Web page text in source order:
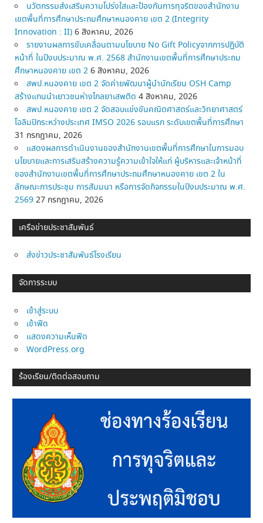
นวัตกรรมส่งเสริมความโปร่งใสและป้องกันการทุจริตของสำนักงาน
เขตพื้นที่การศึกษาประถมศึกษาหนองคาย เขต 2 (Integrity
Innovation : II) 6 สิงหาคม, 2026
รายงานผลการขับเคลื่อนตามนโยบาย No Gift Policyจากการปฏิบัติ
หน้าที่ ในปีงบประมาณ พ.ศ. 2568 สำนักงานเขตพื้นที่การศึกษาประถม
ศึกษาหนองคาย เขต 2 6 สิงหาคม, 2026
สพป.หนองคาย เขต 2 จัดค่ายพัฒนาผู้นำนักเรียน OSH Camp
สร้างแกนนำเยาวชนห่างไกลยาเสพติด 4 สิงหาคม, 2026
สพป.หนองคาย เขต 2 จัดสอบแข่งขันคณิตศาสตร์และวิทยาศาสตร์
โอลิมปิกระหว่างประเทศ IMSO 2026 รอบแรก ระดับเขตพื้นที่การศึกษา
31 กรกฎาคม, 2026
แสดงผลการดำเนินงานของสำนักงานเขตพื้นที่การศึกษาในการมอบ
นโยบายและการเสริมสร้างความรู้ความเข้าใจให้แก่ ผู้บริหารและเจ้าหน้าที่
ของสำนักงานเขตพื้นที่การศึกษาประถมศึกษาหนองคาย เขต 2 ใน
ลักษณะการประชุม การสัมมนา หรือการจัดกิจกรรมในปีงบประมาณ พ.ศ.
2569 27 กรกฎาคม, 2026
เครือข่ายประชาสัมพันธ์
ส่งข่าวประชาสัมพันธ์โรงเรียน
จัดการระบบ
เข้าสู่ระบบ
เข้าฟีด
แสดงความเห็นฟีด
WordPress.org
ร้องเรียน/ติดต่อสอบถาม